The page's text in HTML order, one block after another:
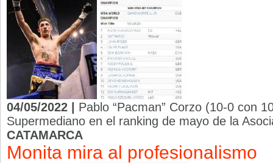
04/05/2022 | Pablo “Pacman” Corzo (10-0 con
Supermediano en el ranking de mayo de la
CATAMARCA
Monita mira al profesionalismo